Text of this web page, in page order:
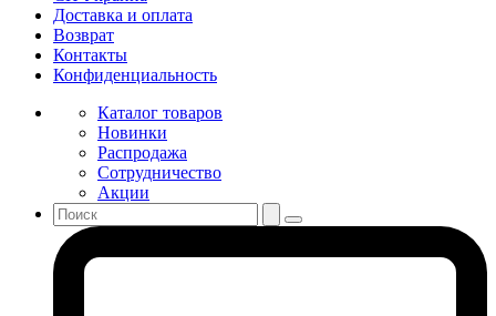
Доставка и оплата
Возврат
Контакты
Конфиденциальность
Каталог товаров
Новинки
Распродажа
Сотрудничество
Акции